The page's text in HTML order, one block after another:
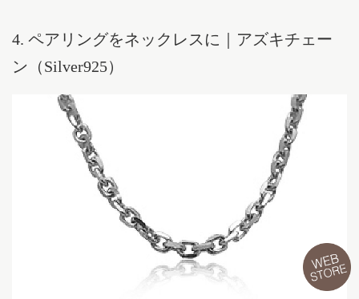
4. ペアリングをネックレスに｜アズキチェー
ン（Silver925）